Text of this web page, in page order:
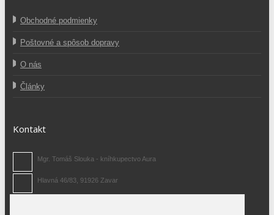
Obchodné podmienky
Poštovné a spôsob dopravy
O nás
Články
Kontakt
Mgr. Tomáš Slouka - kníhkupectvo Aura
Hlavná 46/83, 91926 Zavar